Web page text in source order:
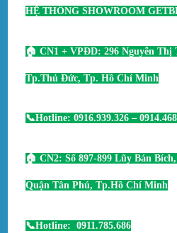
HỆ THỐNG SHOWROOM
🏠 CN1 + VPĐD: 296 Nguyễn Thị
Tp.Thủ Đức, Tp. Hồ Chí Minh
📞Hotline: 0916.939.326 –
🏠 CN2: Số 897-899 Lũy Bán
Quận Tân Phú, Tp.Hồ Chí Minh
📞Hotline: 0911.785.686